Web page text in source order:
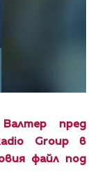
пред
Group в
файл под